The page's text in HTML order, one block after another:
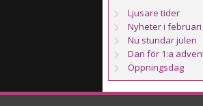
Ljusare tider
Nyheter i februari
Nu stundar julen
Dan för 1:a
Öppningsdag